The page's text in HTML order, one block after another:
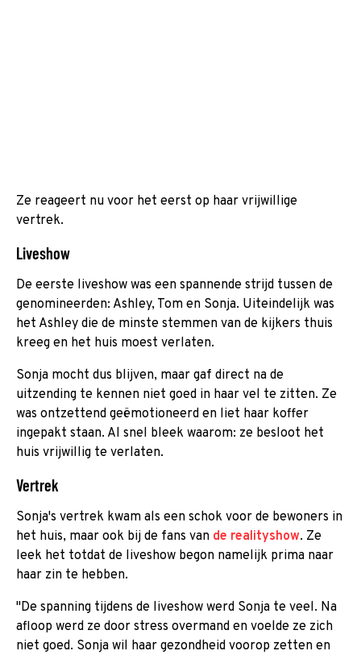
Ze reageert nu voor het eerst op haar vrijwillige
vertrek.
Liveshow
De eerste liveshow was een spannende strijd tussen de
genomineerden: Ashley, Tom en Sonja. Uiteindelijk was
het Ashley die de minste stemmen van de kijkers thuis
kreeg en het huis moest verlaten.
Sonja mocht dus blijven, maar gaf direct na de
uitzending te kennen niet goed in haar vel te zitten. Ze
was ontzettend geëmotioneerd en liet haar koffer
ingepakt staan. Al snel bleek waarom: ze besloot het
huis vrijwillig te verlaten.
Vertrek
Sonja's vertrek kwam als een schok voor de bewoners in
het huis, maar ook bij de fans van de realityshow. Ze
leek het totdat de liveshow begon namelijk prima naar
haar zin te hebben.
"De spanning tijdens de liveshow werd Sonja te veel. Na
afloop werd ze door stress overmand en voelde ze zich
niet goed. Sonja wil haar gezondheid voorop zetten en